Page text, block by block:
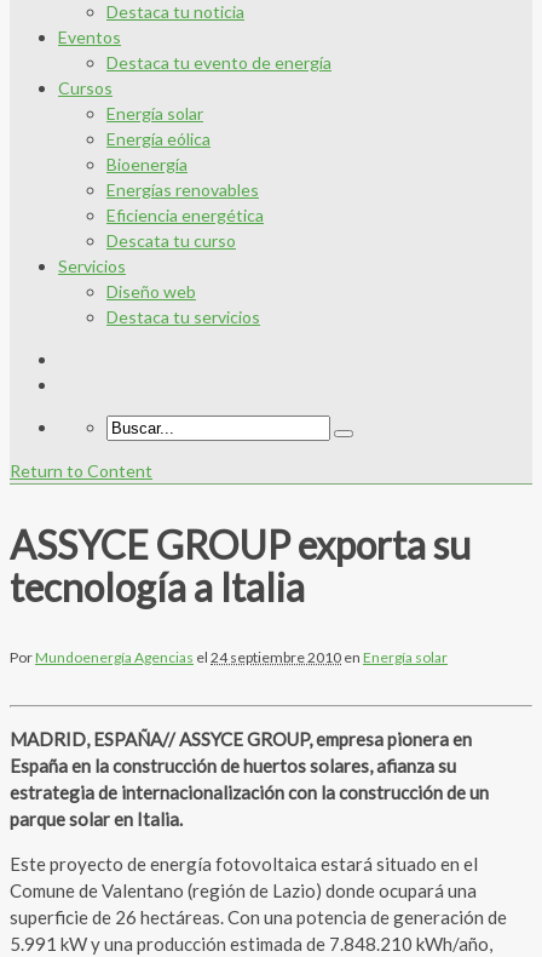
Destaca tu noticia
Eventos
Destaca tu evento de energía
Cursos
Energía solar
Energía eólica
Bioenergía
Energías renovables
Eficiencia energética
Descata tu curso
Servicios
Diseño web
Destaca tu servicios
Return to Content
ASSYCE GROUP exporta su
tecnología a Italia
PorMundoenergía Agencias el 24 septiembre 2010 en Energía solar
MADRID, ESPAÑA//ASSYCE GROUP, empresa pionera en
España en la construcción de huertos solares, afianza su
estrategia de internacionalización con la construcción de un
parque solar en Italia.
Este proyecto de energía fotovoltaica estará situado en el
Comune de Valentano (región de Lazio) donde ocupará una
superficie de 26 hectáreas. Con una potencia de generación de
5.991 kW y una producción estimada de 7.848.210 kWh/año,